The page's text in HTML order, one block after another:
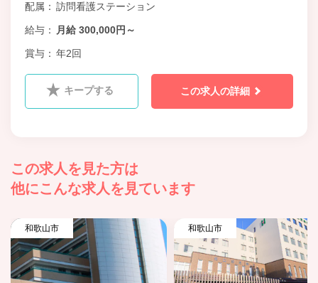
配属 訪問看護ステーション
給与 月給 300,000円～
賞与 年2回
キープする この求人の詳細
この求人を見た方は
他にこんな求人を見ています
和歌山市 和歌山市